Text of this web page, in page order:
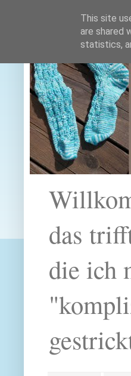
das
die ich
This site
are shared
statistics,